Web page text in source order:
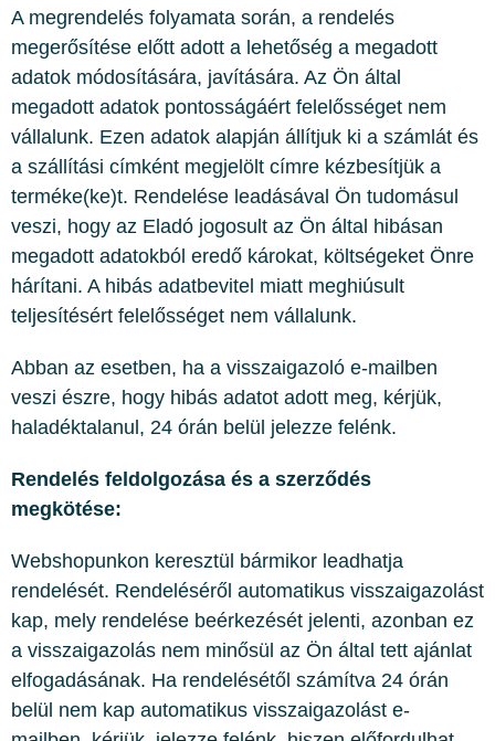
A megrendelés folyamata során, a rendelés
megerősítése előtt adott a lehetőség a megadott
adatok módosítására, javítására. Az Ön által
megadott adatok pontosságáért felelősséget nem
vállalunk. Ezen adatok alapján állítjuk ki a számlát és
a szállítási címként megjelölt címre kézbesítjük a
terméke(ke)t. Rendelése leadásával Ön tudomásul
veszi, hogy az Eladó jogosult az Ön által hibásan
megadott adatokból eredő károkat, költségeket Önre
hárítani. A hibás adatbevitel miatt meghiúsult
teljesítésért felelősséget nem vállalunk.
Abban az esetben, ha a visszaigazoló e-mailben
veszi észre, hogy hibás adatot adott meg, kérjük,
haladéktalanul, 24 órán belül jelezze felénk.
Rendelés feldolgozása és a szerződés
megkötése:
Webshopunkon keresztül bármikor leadhatja
rendelését. Rendeléséről automatikus visszaigazolást
kap, mely rendelése beérkezését jelenti, azonban ez
a visszaigazolás nem minősül az Ön által tett ajánlat
elfogadásának. Ha rendelésétől számítva 24 órán
belül nem kap automatikus visszaigazolást e-